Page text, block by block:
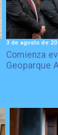
Comienza
Geoparque
3 de agosto de